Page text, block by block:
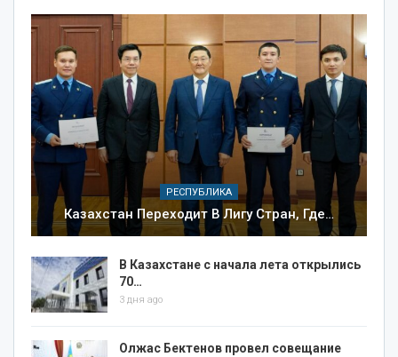
РЕСПУБЛИКА
Казахстан Переходит В Лигу Стран, Где…
В Казахстане с начала лета открылись
70…
3 дня ago
Олжас Бектенов провел совещание